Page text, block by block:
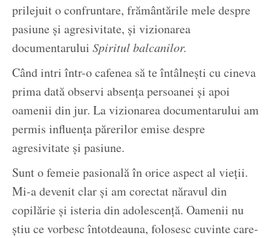
prilejuit o confruntare, frământările mele despre
pasiune și agresivitate, și vizionarea
documentarului Spiritul balcanilor.
Când intri într-o cafenea să te întâlnești cu cineva
prima dată observi absența persoanei și apoi
oamenii din jur. La vizionarea documentarului am
permis influența părerilor emise despre
agresivitate și pasiune.
Sunt o femeie pasională în orice aspect al vieții.
Mi-a devenit clar și am corectat năravul din
copilărie și isteria din adolescență. Oamenii nu
știu ce vorbesc întotdeauna, folosesc cuvinte care-